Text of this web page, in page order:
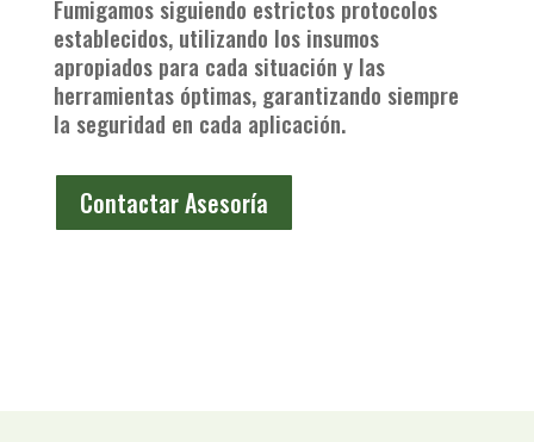
Fumigamos siguiendo estrictos protocolos
establecidos, utilizando los insumos
apropiados para cada situación y las
herramientas óptimas, garantizando siempre
la seguridad en cada aplicación.
Contactar Asesoría